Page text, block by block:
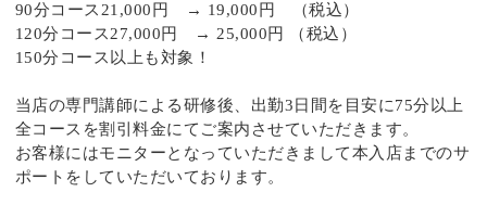
90分コース21,000円 → 19,000円 （税込）
120分コース27,000円 → 25,000円 （税込）
150分コース以上も対象！
当店の専門講師による研修後、出勤3日間を目安に75分以上
全コースを割引料金にてご案内させていただきます。
お客様にはモニターとなっていただきまして本入店までのサ
ポートをしていただいております。